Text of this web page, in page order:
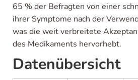
65 % der Befragten von einer
ihrer Symptome nach der
was die weit verbreitete
des Medikaments hervorhebt.
Datenübersicht